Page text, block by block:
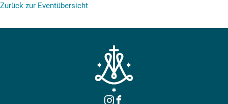
Zurück zur Eventübersicht